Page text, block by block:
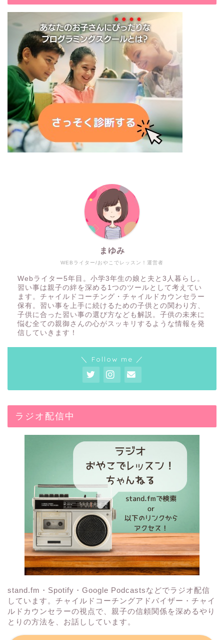
WEBライター/おやこでレッスン！運営者
まゆみ
Webライター5年目。小学3年生の娘と夫と3人暮らし。
習い事は親子の絆を深める1つのツールとして考えてい
ます。チャイルドコーチング・チャイルドカウンセラー
保有。習い事を上手に続けるための子供との関わり方、
子供に合った習い事の選び方なども解説。子供の未来に
悩む全ての親御さんの心がスッキリするような情報を発
信していきます！
＼ Follow me ／
ラジオ配信中
stand.fm・Spotify・Google Podcastsなどでラジオ配信
しています。チャイルドコーチングアドバイザー・チャイ
ルドカウンセラーの視点で、親子の信頼関係を深めるやり
とりの方法を、お話ししています。